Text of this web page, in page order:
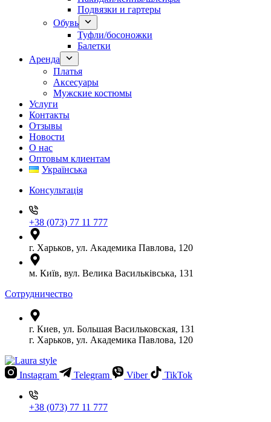
Подвязки и гартеры
Обувь
Туфли/босоножки
Балетки
Аренда
Платья
Аксесуары
Мужские костюмы
Услуги
Контакты
Отзывы
Новости
О нас
Оптовым клиентам
Українська
Консультація
+38 (073) 77 11 777
г. Харьков, ул. Академика Павлова, 120
м. Київ, вул. Велика Васильківська, 131
Сотрудничество
г. Киев, ул. Большая Васильковская, 131
г. Харьков, ул. Академика Павлова, 120
Instagram Telegram Viber TikTok
+38 (073) 77 11 777